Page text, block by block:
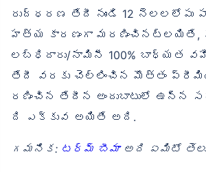
రుద్ధరణ తేదీ నుండి 12
హత్య కారణంగా మరణించినట్లయితే,
లబ్ధిదారు/నామినీ 100% బాధ్యత
తేదీ వరకు చెల్లించిన మొత్తం
రణించిన తేదీన అందుబాటులో ఉన్న
ది ఎక్కువ అయితే అది.
గమనిక: టర్మ్ బీమాఅది ఏమిటో